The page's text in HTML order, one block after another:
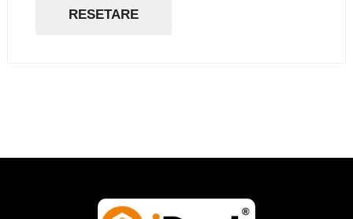
inoxRESETARE